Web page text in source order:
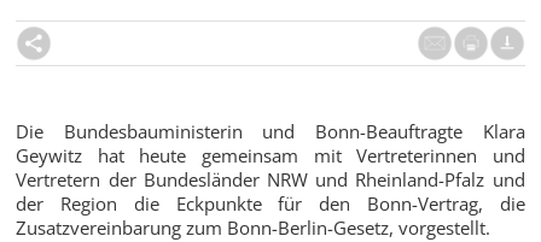
Die Bundesbauministerin und Bonn-Beauftragte Klara
Geywitz hat heute gemeinsam mit Vertreterinnen und
Vertretern der Bundesländer NRW und Rheinland-Pfalz und
der Region die Eckpunkte für den Bonn-Vertrag, die
Zusatzvereinbarung zum Bonn-Berlin-Gesetz, vorgestellt.